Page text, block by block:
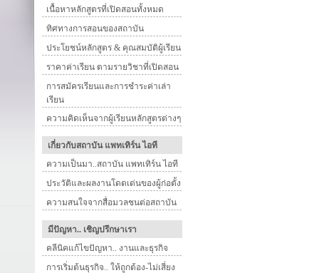
เนื้อหาหลักสูตรที่เปิดสอนทั้งหมด
ทิศทางการสอนของสถาบัน
ประโยชน์หลักสูตร & คุณสมบัติผู้เรียน
ราคาค่าเรียน ตามรายวิชาที่เปิดสอน
การสมัครเรียนและการชำระค่าเล่า
เรียน
ความคิดเห็นจากผู้เรียนหลักสูตรต่างๆ
เกี่ยวกับสถาบัน แพทเทิร์น ไอที
ความเป็นมา..สถาบัน แพทเทิร์น ไอที
ประวัติและผลงานโดดเด่นของผู้ก่อตั้ง
ความสนใจจากสื่อมวลชนต่อสถาบัน
มีปัญหา.. เชิญปรึกษาเรา
คลีนิคแก้ไขปัญหา.. งานและธุรกิจ
การเริ่มต้นธุรกิจ.. ให้ถูกต้อง-ไม่เสี่ยง